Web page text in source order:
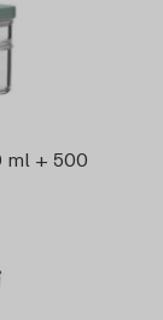
ml + 500